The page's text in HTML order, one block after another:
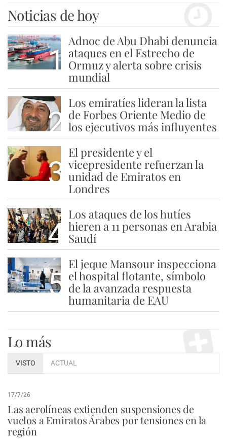
Noticias de hoy
1
Adnoc de Abu Dhabi denuncia
ataques en el Estrecho de
Ormuz y alerta sobre crisis
mundial
2
Los emiratíes lideran la lista
de Forbes Oriente Medio de
los ejecutivos más influyentes
3
El presidente y el
vicepresidente refuerzan la
unidad de Emiratos en
Londres
4
Los ataques de los hutíes
hieren a 11 personas en Arabia
Saudí
5
El jeque Mansour inspecciona
el hospital flotante, símbolo
de la avanzada respuesta
humanitaria de EAU
Lo más
VISTO ACTUAL
17/7/26
Las aerolíneas extienden suspensiones de
vuelos a Emiratos Árabes por tensiones en la
región